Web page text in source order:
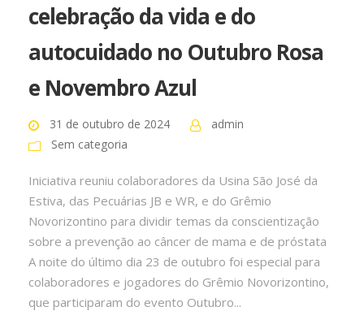
celebração da vida e do
autocuidado no Outubro Rosa
e Novembro Azul
31 de outubro de 2024
admin
Sem categoria
Iniciativa reuniu colaboradores da Usina São José da
Estiva, das Pecuárias JB e WR, e do Grêmio
Novorizontino para dividir temas da conscientização
sobre a prevenção ao câncer de mama e de próstata
A noite do último dia 23 de outubro foi especial para
colaboradores e jogadores do Grêmio Novorizontino,
que participaram do evento Outubro...